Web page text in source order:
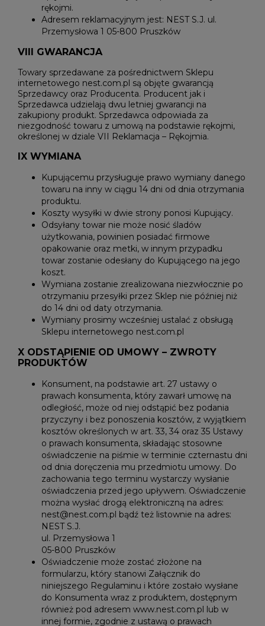
rękojmi.
Adresem reklamacyjnym jest: NEST S.J. ul.
Przemysłowa 1 05-800 Pruszków
VIII GWARANCJA
Towary sprzedawane za pośrednictwem Sklepu
internetowego nest.com.pl są objęte gwarancją
Sprzedawcy oraz Producenta. Producent jak i
Sprzedawca udzielają dwu letniej gwarancji na
zakupiony produkt. Sprzedawca odpowiada za
niezgodność towaru z umową na podstawie rękojmi,
określonej w dziale VII Reklamacja – Rękojmia.
IX WYMIANA
Kupującemu przysługuje prawo wymiany danego
towaru na inny w ciągu 14 dni od dnia otrzymania
produktu.
Koszty wysyłki w dwie strony ponosi Kupujący.
Odsyłany towar nie może nosić śladów
użytkowania, powinien posiadać firmowe
opakowanie oraz metki, w innym przypadku
towar zostanie odesłany do Kupującego na jego
koszt.
Wymiana zostanie zrealizowana niezwłocznie po
otrzymaniu przesyłki przez Sklep nie później niż
do 14 dni od daty otrzymania.
Wymiany prosimy wcześniej ustalać z obsługą
Sklepu internetowego nest.com.pl
X ODSTĄPIENIE OD UMOWY – ZWROTY
PRODUKTÓW
Konsument, na podstawie art. 27 ustawy o
prawach konsumenta, który zawarł umowę na
odległość, może od niej odstąpić bez podania
przyczyny i bez ponoszenia kosztów, z wyjątkiem
kosztów określonych w art. 33, 34 oraz 35 Ustawy
o prawach konsumenta, składając stosowne
oświadczenie na piśmie w terminie czternastu dni
od dnia doręczenia mu przedmiotu umowy. Do
zachowania tego terminu wystarczy wysłanie
oświadczenia przed jego upływem. Oświadczenie
można wysłać drogą elektroniczną na adres:
nest@nest.com.pl bądź też listownie na adres:
NEST S.J.
ul. Przemysłowa 1
05-800 Pruszków
Oświadczenie może zostać złożone na
formularzu, który stanowi Załącznik do
niniejszego Regulaminu i które zostało wysłane
do Konsumenta wraz z produktem, dostępnym
również pod adresem www.nest.com.pl lub w
innej formie, zgodnie z ustawą o prawach